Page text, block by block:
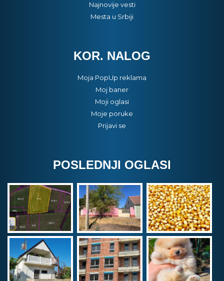
Najnovije vesti
Mesta u Srbiji
KOR. NALOG
Moja PopUp reklama
Moj baner
Moji oglasi
Moje poruke
Prijavi se
POSLEDNJI OGLASI